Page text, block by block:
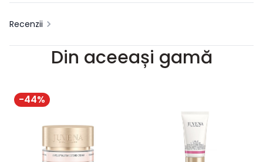
Recenzii
Din aceeași gamă
-44%